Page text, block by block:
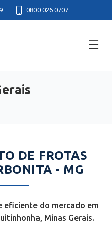
0800 026 0707
DE FROTAS
- MG
eficiente do mercado em
Minas Gerais.